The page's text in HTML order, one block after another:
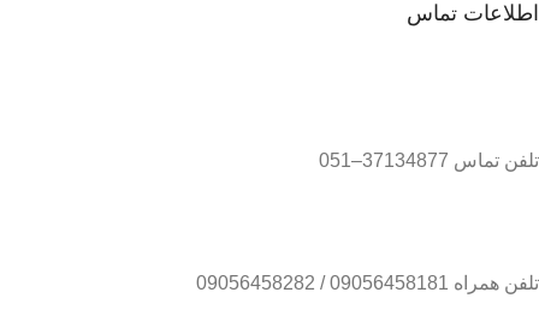
اطلاعات تماس
تلفن تماس 37134877–051
تلفن همراه 09056458181 / 09056458282